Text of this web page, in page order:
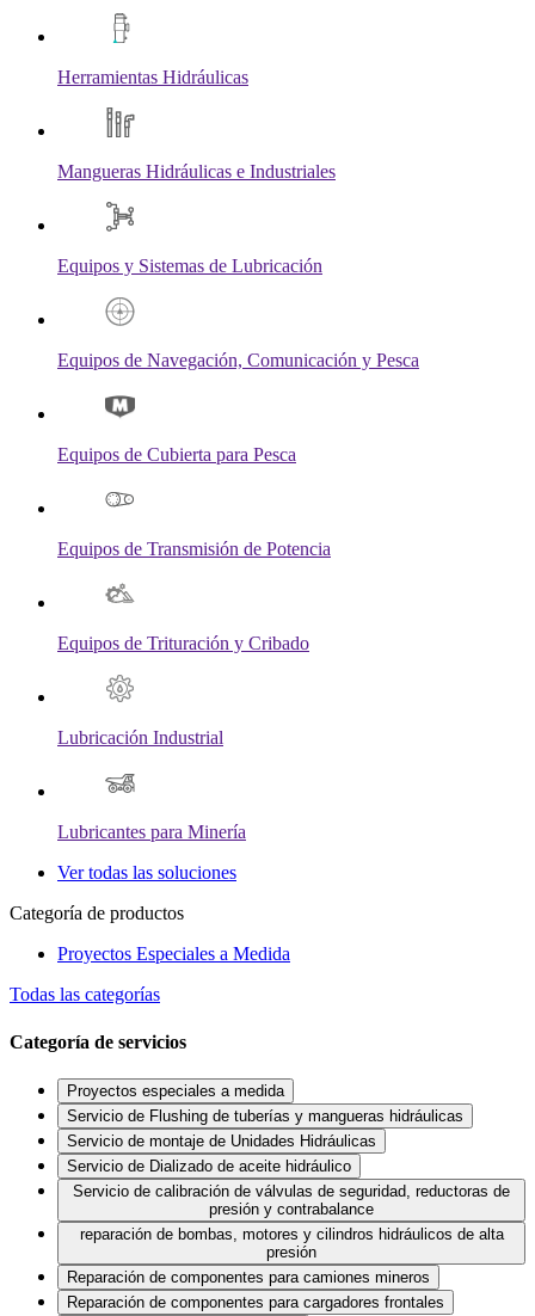
Herramientas Hidráulicas
Mangueras Hidráulicas e Industriales
Equipos y Sistemas de Lubricación
Equipos de Navegación, Comunicación y Pesca
Equipos de Cubierta para Pesca
Equipos de Transmisión de Potencia
Equipos de Trituración y Cribado
Lubricación Industrial
Lubricantes para Minería
Ver todas las soluciones
Categoría de productos
Proyectos Especiales a Medida
Todas las categorías
Categoría de servicios
Proyectos especiales a medida
Servicio de Flushing de tuberías y mangueras hidráulicas
Servicio de montaje de Unidades Hidráulicas
Servicio de Dializado de aceite hidráulico
Servicio de calibración de válvulas de seguridad, reductoras de
presión y contrabalance
reparación de bombas, motores y cilindros hidráulicos de alta
presión
Reparación de componentes para camiones mineros
Reparación de componentes para cargadores frontales